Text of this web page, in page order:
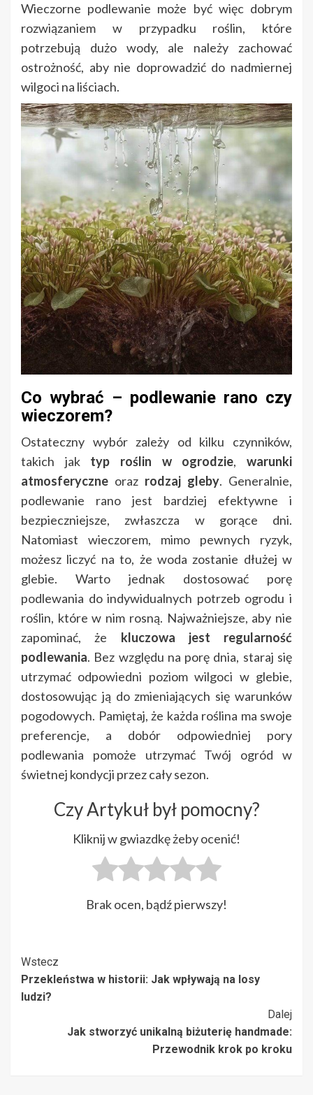
Wieczorne podlewanie może być więc dobrym
rozwiązaniem w przypadku roślin, które
potrzebują dużo wody, ale należy zachować
ostrożność, aby nie doprowadzić do nadmiernej
wilgoci na liściach.
Co wybrać – podlewanie rano czy
wieczorem?
Ostateczny wybór zależy od kilku czynników,
takich jak typ roślin w ogrodzie,warunki
atmosferyczne oraz rodzaj gleby. Generalnie,
podlewanie rano jest bardziej efektywne i
bezpieczniejsze, zwłaszcza w gorące dni.
Natomiast wieczorem, mimo pewnych ryzyk,
możesz liczyć na to, że woda zostanie dłużej w
glebie. Warto jednak dostosować porę
podlewania do indywidualnych potrzeb ogrodu i
roślin, które w nim rosną. Najważniejsze, aby nie
zapominać, że kluczowa jest regularność
podlewania. Bez względu na porę dnia, staraj się
utrzymać odpowiedni poziom wilgoci w glebie,
dostosowując ją do zmieniających się warunków
pogodowych. Pamiętaj, że każda roślina ma swoje
preferencje, a dobór odpowiedniej pory
podlewania pomoże utrzymać Twój ogród w
świetnej kondycji przez cały sezon.
Czy Artykuł był pomocny?
Kliknij w gwiazdkę żeby ocenić!
Brak ocen, bądź pierwszy!
Post
Navigation
Wstecz
Przekleństwa w historii: Jak wpływają na losy
ludzi?
Dalej
Jak stworzyć unikalną biżuterię handmade:
Przewodnik krok po kroku